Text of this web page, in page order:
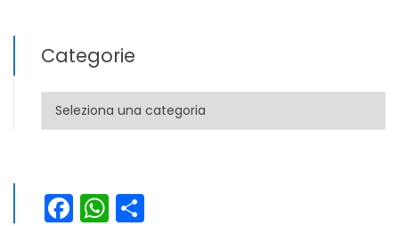
Categorie
Categorie
Facebook
WhatsApp